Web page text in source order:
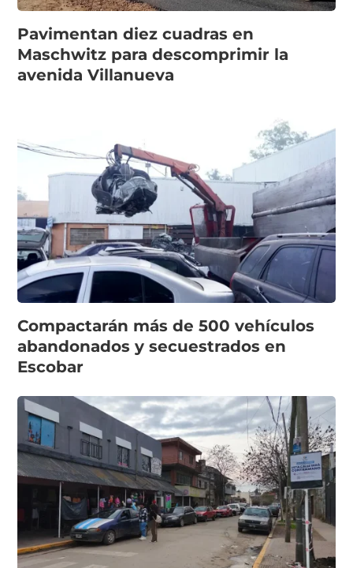
Pavimentan diez cuadras en
Maschwitz para descomprimir la
avenida Villanueva
Compactarán más de 500 vehículos
abandonados y secuestrados en
Escobar